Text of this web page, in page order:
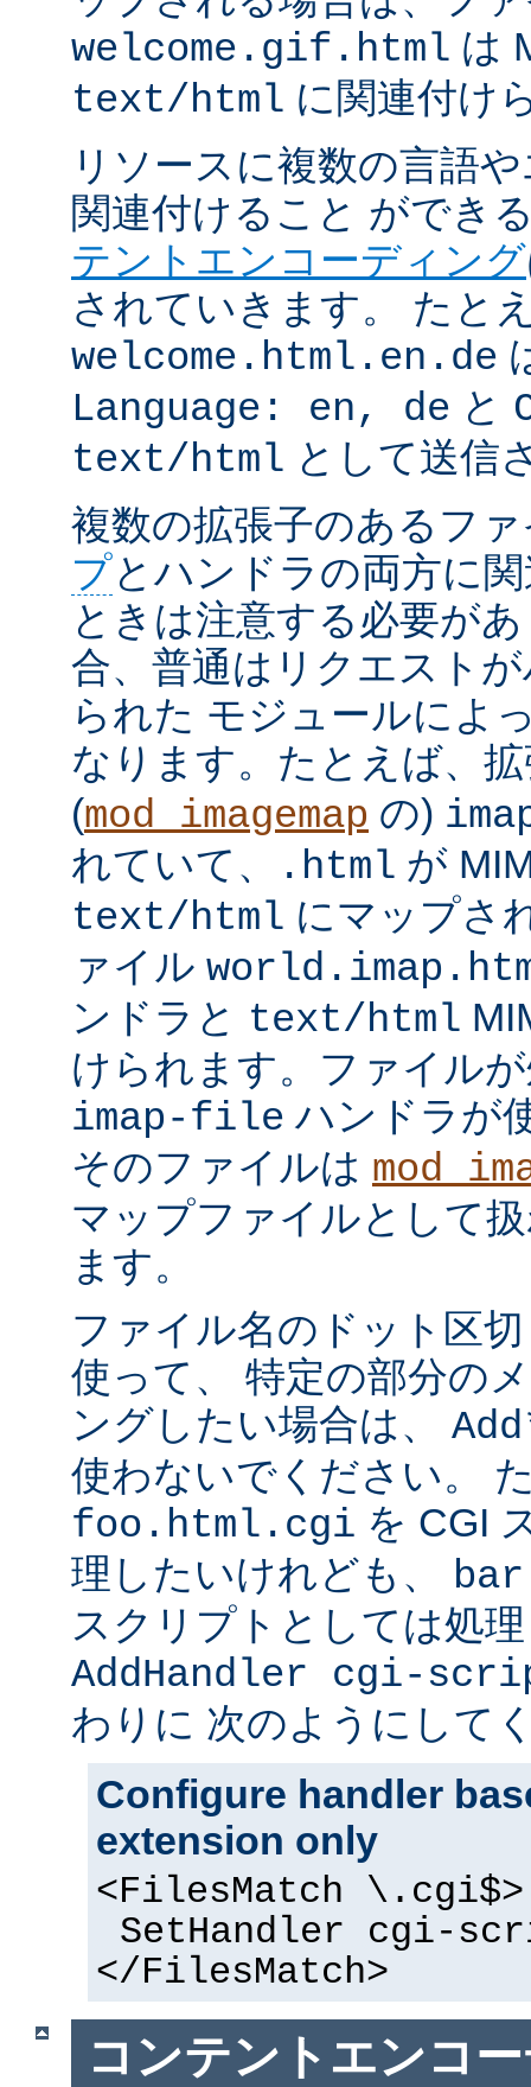
welcome.gif.html は
text/html に関連付け
リソースに複数の言語
関連付けること ができ
テントエンコーディング
されていきます。 たと
welcome.html.en.de
Language: en, de と
text/html として送信
複数の拡張子のあるフ
プとハンドラの両方に
ときは注意する必要が
合、普通はリクエスト
られた モジュールによ
なります。たとえば、
(mod_imagemap の)
れていて、
.html が
text/html にマップさ
ァイル
ンドラと text/html
けられます。ファイル
imap-file ハンドラが
そのファイルは
マップファイルとして
ます。
ファイル名のドット区
使って、 特定の部分の
ングしたい場合は、
使わないでください。
foo.html.cgi を CGI
理したいけれども、
スクリプトとしては処
AddHandler cgi-
わりに 次のようにして
Configure handler
extension only
<FilesMatch \.cgi$>
SetHandler cgi-
</FilesMatch>
コンテントエンコ